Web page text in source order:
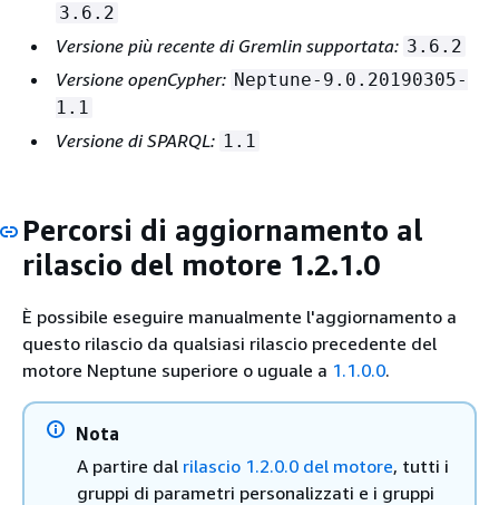
3.6.2
Versione più recente di Gremlin supportata: 3.6.2
Versione openCypher: Neptune-9.0.20190305-
1.1
Versione di SPARQL: 1.1
Percorsi di aggiornamento al
rilascio del motore 1.2.1.0
È possibile eseguire manualmente l'aggiornamento a
questo rilascio da qualsiasi rilascio precedente del
motore Neptune superiore o uguale a 1.1.0.0.
Nota
A partire dal rilascio 1.2.0.0 del motore, tutti i
gruppi di parametri personalizzati e i gruppi